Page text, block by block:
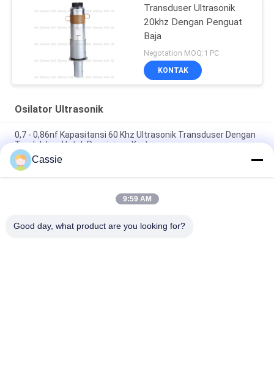
Transduser Ultrasonik
20khz Dengan Penguat
Baja
Negotation MOQ:1 PC
KONTAK
Osilator Ultrasonik
0,7 - 0,86nf Kapasitansi 60 Khz Ultrasonik Transduser Dengan
Tanduk Las Untuk Penyisipan Kartu
Menyediakan Peralatan Ultrasonik Masker Yang Diperlukan
Dengan Penyegelan Transduser Keramik 20KHz
15Khz Ultrasonic High Power Transducer 2600w Suku Cadang
Cassie
9:59 AM
Good day, what product are you looking for?